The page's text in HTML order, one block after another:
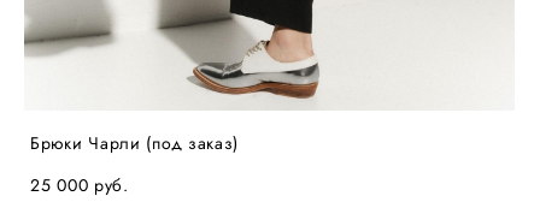
Брюки Чарли (под заказ)
25 000 pуб.